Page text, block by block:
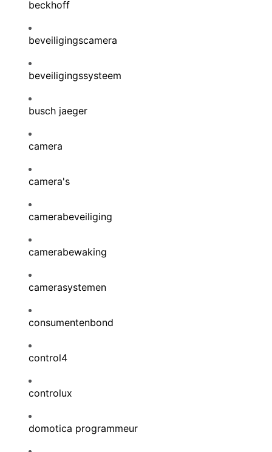
beckhoff
beveiligingscamera
beveiligingssysteem
busch jaeger
camera
camera's
camerabeveiliging
camerabewaking
camerasystemen
consumentenbond
control4
controlux
domotica programmeur